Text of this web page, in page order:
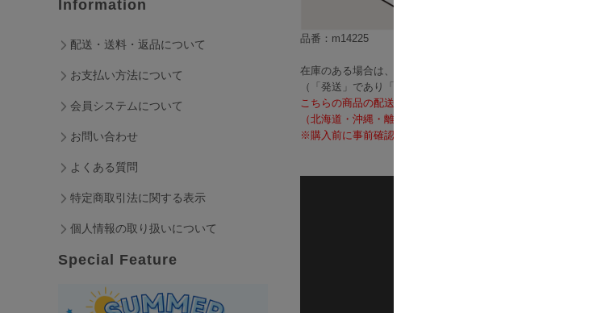
品番：m14225
在庫のある場合は、3～5営業日で発送いたします。
（「発送」であり「お届け」ではございませんのでご注意くだ
こちらの商品の配送料は無料となります。
（北海道・沖縄・離島への配送は、送料別途お見積りとなりま
※購入前に事前確認も可能となりますので、お電話（0120-
Information
配送・送料・返品について
お支払い方法について
会員システムについて
お問い合わせ
よくある質問
特定商取引法に関する表示
個人情報の取り扱いについて
Special Feature